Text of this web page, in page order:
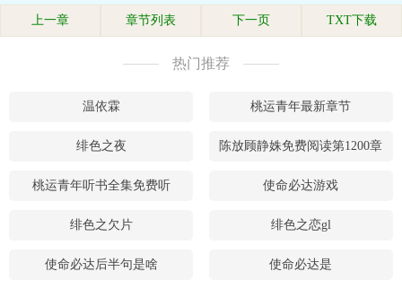
上一章 章节列表 下一页 TXT下载
热门推荐
温依霖 桃运青年最新章节
绯色之夜 陈放顾静姝免费阅读第1200章
桃运青年听书全集免费听 使命必达游戏
绯色之欠片 绯色之恋gl
使命必达后半句是啥 使命必达是